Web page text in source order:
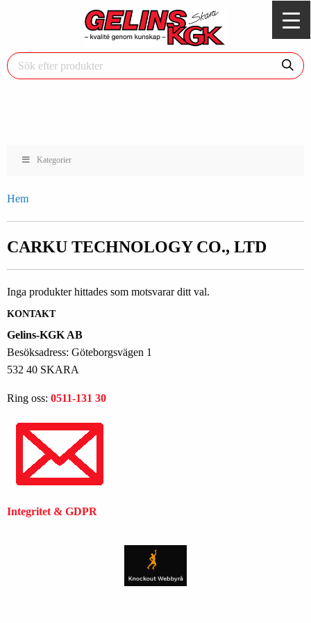
Kategorier
Hem
CARKU TECHNOLOGY CO., LTD
Inga produkter hittades som motsvarar ditt val.
KONTAKT
Gelins-KGK AB
Besöksadress: Göteborgsvägen 1
532 40 SKARA
Ring oss: 0511-131 30
Integritet & GDPR